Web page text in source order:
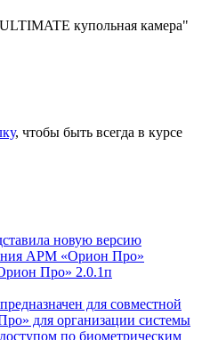
купольная камера"
, чтобы быть всегда в курсе
новую версию
АРМ «Орион Про»
для совместной
для организации системы
по биометрическим